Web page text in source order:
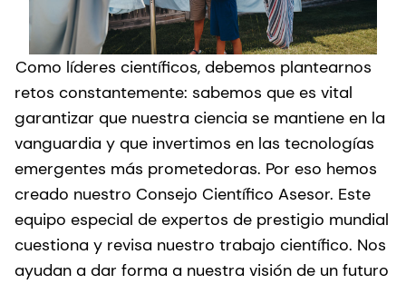
Como líderes científicos, debemos plantearnos
retos constantemente: sabemos que es vital
garantizar que nuestra ciencia se mantiene en la
vanguardia y que invertimos en las tecnologías
emergentes más prometedoras. Por eso hemos
creado nuestro Consejo Científico Asesor. Este
equipo especial de expertos de prestigio mundial
cuestiona y revisa nuestro trabajo científico. Nos
ayudan a dar forma a nuestra visión de un futuro